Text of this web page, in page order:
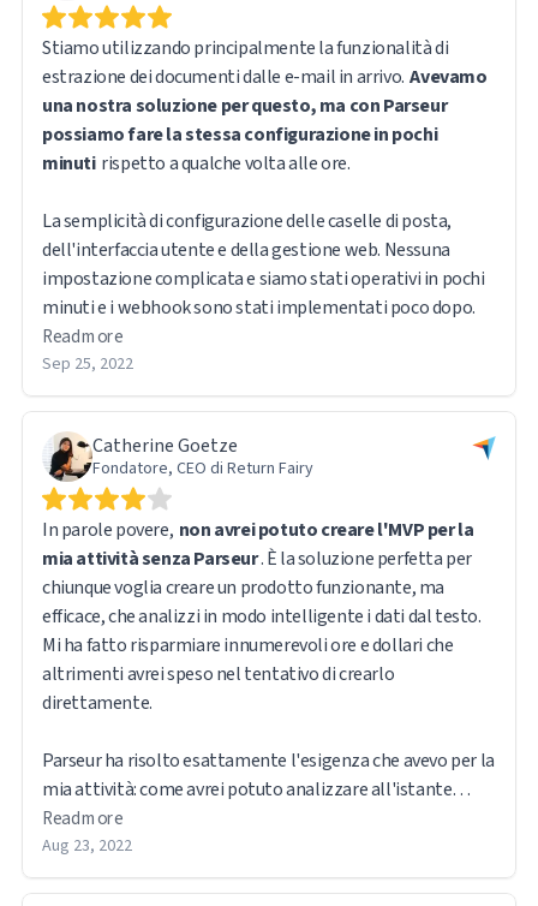
Stiamo utilizzando principalmente la funzionalità di
estrazione dei documenti dalle e-mail in arrivo. Avevamo
una nostra soluzione per questo, ma con Parseur
possiamo fare la stessa configurazione in pochi
minuti rispetto a qualche volta alle ore.
La semplicità di configurazione delle caselle di posta,
dell'interfaccia utente e della gestione web. Nessuna
impostazione complicata e siamo stati operativi in pochi
minuti e i webhook sono stati implementati poco dopo.
Read more
Sep 25, 2022
Catherine Goetze
Fondatore, CEO di Return Fairy
In parole povere, non avrei potuto creare l'MVP per la
mia attività senza Parseur. È la soluzione perfetta per
chiunque voglia creare un prodotto funzionante, ma
efficace, che analizzi in modo intelligente i dati dal testo.
Mi ha fatto risparmiare innumerevoli ore e dollari che
altrimenti avrei speso nel tentativo di crearlo
direttamente.
Parseur ha risolto esattamente l'esigenza che avevo per la
mia attività: come avrei potuto analizzare all'istante
grandi quantità di dati dalle e-mail inoltrate dei miei
utenti? La funzione di clic e trascinamento è intuitiva e
facile da usare. La possibilità di manipolare i campi
Read more
Aug 23, 2022